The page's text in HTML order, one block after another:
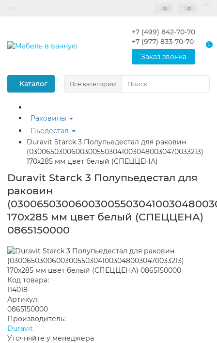
0 0
+7 (499) 842-70-70
+7 (977) 833-70-70
Заказ звонка
0
Каталог Все категории
Раковины
Пьедестал
Duravit Starck 3 Полупьедестал для раковин
(030065030060030055030410030480030470033213)
170х285 мм цвет белый (СПЕЦЦЕНА)
Duravit Starck 3 Полупьедестал для
раковин
170х285 мм цвет белый (СПЕЦЦЕНА)
0865150000
Код товара:
114018
Артикул:
0865150000
Производитель:
Duravit
Уточняйте у менеджера